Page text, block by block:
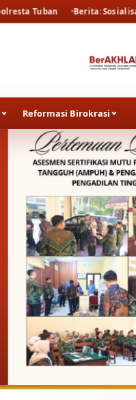
Berita Sosialisasi dan
Reformasi Birokrasi